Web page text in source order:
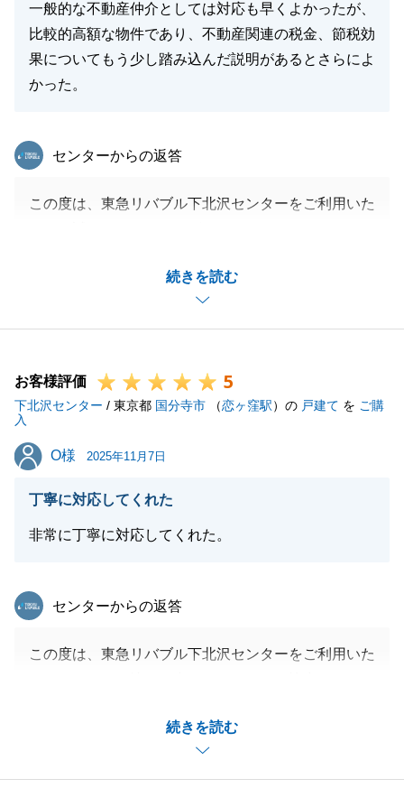
一般的な不動産仲介としては対応も早くよかったが、
比較的高額な物件であり、不動産関連の税金、節税効
果についてもう少し踏み込んだ説明があるとさらによ
かった。
続きを読む
東急リバブル
センターからの返答
この度は、東急リバブル下北沢センターをご利用いた
約、ご融資審査等の準備・手続きをＭ様に迅速にご対
応頂きました。Ｍ様のご協力があってのご成約だと思
っておりますので、改めて御礼申し上げます。
きず大変申し訳ございませんでした。
弊社では、無料税務相談だけでなく、無料法律相談や
談対応ができますので、今後は、よりお気軽に弊社サ
いつでもお気軽にお声掛けください。ありがとうござ
いました。
閉じる
お客様評価 5
下北沢センター / 東京都 国分寺市 （恋ヶ窪駅）の 戸建て を ご購
入
O様
O様 2025年11月7日
丁寧に対応してくれた
非常に丁寧に対応してくれた。
続きを読む
東急リバブル
センターからの返答
この度は、東急リバブル下北沢センターをご利用いた
当初は住みたいエリアも定まっていなくて、いくつも
物件や地図を提供させていただきました。
時間のある時に、ご自身でそのエリアを散策いただけ